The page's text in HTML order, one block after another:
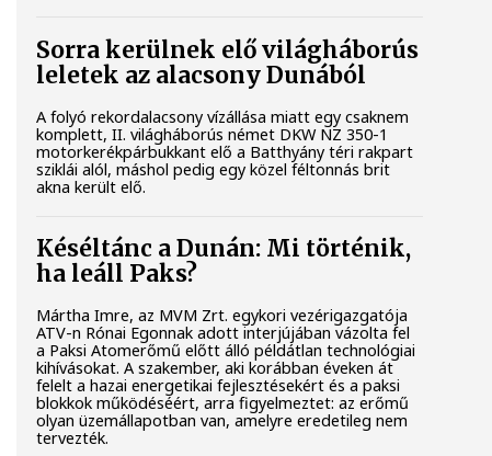
Sorra kerülnek elő világháborús
leletek az alacsony Dunából
A folyó rekordalacsony vízállása miatt egy csaknem
komplett, II. világháborús német DKW NZ 350-1
motorkerékpárbukkant elő a Batthyány téri rakpart
sziklái alól, máshol pedig egy közel féltonnás brit
akna került elő.
Késéltánc a Dunán: Mi történik,
ha leáll Paks?
Mártha Imre, az MVM Zrt. egykori vezérigazgatója
ATV-n Rónai Egonnak adott interjújában vázolta fel
a Paksi Atomerőmű előtt álló példátlan technológiai
kihívásokat. A szakember, aki korábban éveken át
felelt a hazai energetikai fejlesztésekért és a paksi
blokkok működéséért, arra figyelmeztet: az erőmű
olyan üzemállapotban van, amelyre eredetileg nem
tervezték.